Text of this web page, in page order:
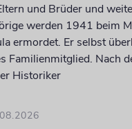
und Brüder und
werden 1941 beim
ermordet. Er selbst
Familienmitglied. Nach
Historiker